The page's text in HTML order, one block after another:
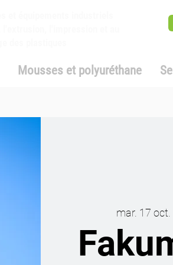
Mousses et polyuréthane
mar. 17 oct.